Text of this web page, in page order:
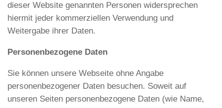
dieser Website genannten Personen widersprechen
hiermit jeder kommerziellen Verwendung und
Weitergabe ihrer Daten.
Personenbezogene Daten
Sie können unsere Webseite ohne Angabe
personenbezogener Daten besuchen. Soweit auf
unseren Seiten personenbezogene Daten (wie Name,